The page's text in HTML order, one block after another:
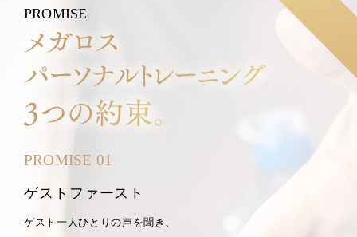
PROMISE
PROMISE 01
ゲストファースト
ゲスト一人ひとりの声を聞き、